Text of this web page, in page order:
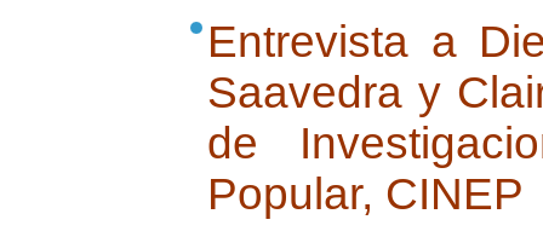
Entrevista a
Saavedra y
de
Popular, CINEP